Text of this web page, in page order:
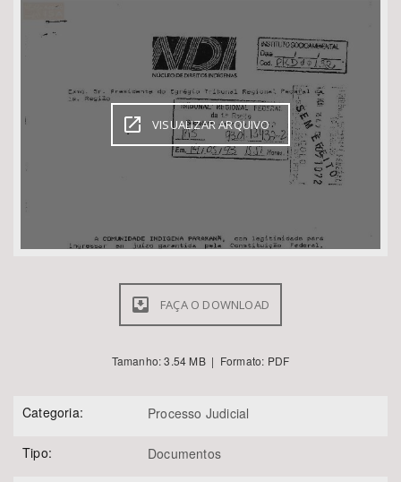
Área de Levantamento
BUSCAR
VISUALIZAR ARQUIVO
FAÇA O DOWNLOAD
Tamanho: 3.54 MB | Formato: PDF
Categoria: Processo Judicial
Tipo: Documentos